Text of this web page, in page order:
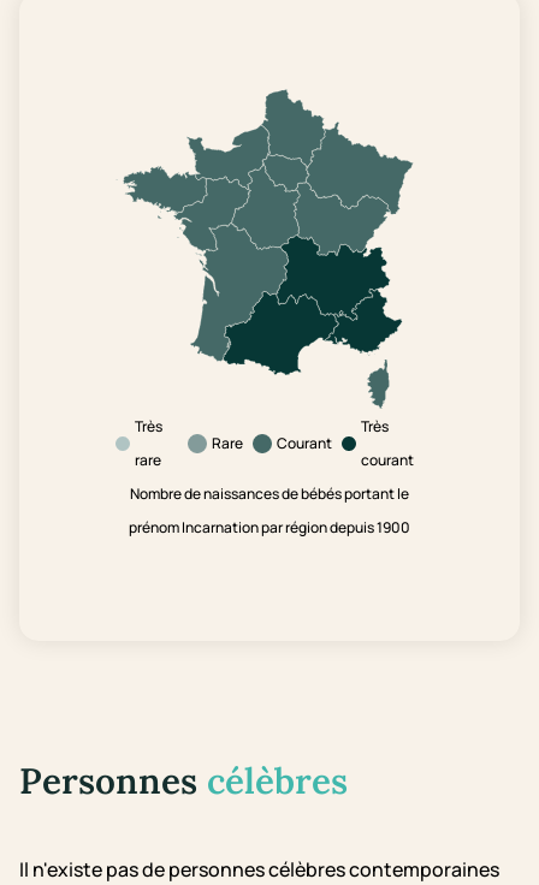
Très
rare
Rare Courant
Très
courant
Nombre de naissances de bébés portant le
prénom Incarnation par région depuis 1900
Personnes célèbres
Il n'existe pas de personnes célèbres contemporaines